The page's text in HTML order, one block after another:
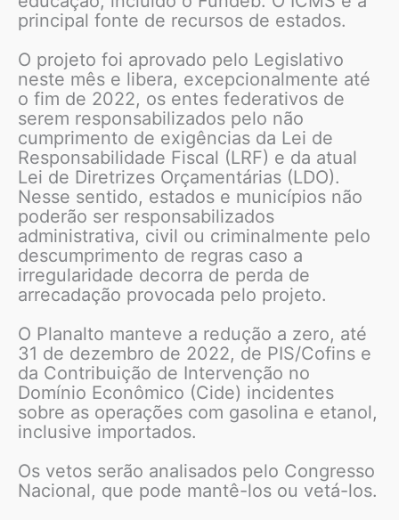
principal fonte de recursos de estados.
O projeto foi aprovado pelo Legislativo
neste mês e libera, excepcionalmente até
o fim de 2022, os entes federativos de
serem responsabilizados pelo não
cumprimento de exigências da Lei de
Responsabilidade Fiscal (LRF) e da atual
Lei de Diretrizes Orçamentárias (LDO).
Nesse sentido, estados e municípios não
poderão ser responsabilizados
administrativa, civil ou criminalmente pelo
descumprimento de regras caso a
irregularidade decorra de perda de
arrecadação provocada pelo projeto.
O Planalto manteve a redução a zero, até
31 de dezembro de 2022, de PIS/Cofins e
da Contribuição de Intervenção no
Domínio Econômico (Cide) incidentes
sobre as operações com gasolina e etanol,
inclusive importados.
Os vetos serão analisados pelo Congresso
Nacional, que pode mantê-los ou vetá-los.